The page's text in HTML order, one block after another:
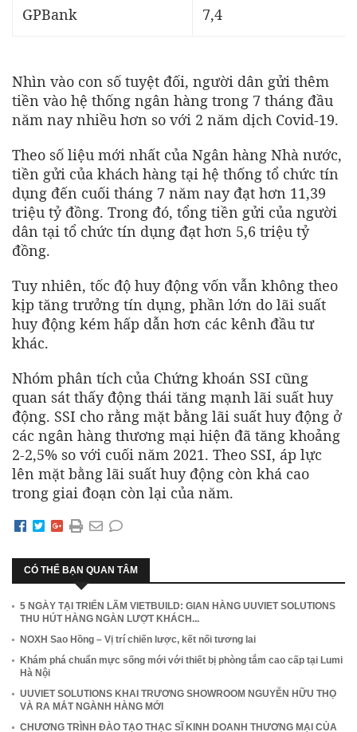
GPBank 7,4
Nhìn vào con số tuyệt đối, người dân gửi thêm
tiền vào hệ thống ngân hàng trong 7 tháng đầu
năm nay nhiều hơn so với 2 năm dịch Covid-19.
Theo số liệu mới nhất của Ngân hàng Nhà nước,
tiền gửi của khách hàng tại hệ thống tổ chức tín
dụng đến cuối tháng 7 năm nay đạt hơn 11,39
triệu tỷ đồng. Trong đó, tổng tiền gửi của người
dân tại tổ chức tín dụng đạt hơn 5,6 triệu tỷ
đồng.
Tuy nhiên, tốc độ huy động vốn vẫn không theo
kịp tăng trưởng tín dụng, phần lớn do lãi suất
huy động kém hấp dẫn hơn các kênh đầu tư
khác.
Nhóm phân tích của Chứng khoán SSI cũng
quan sát thấy động thái tăng mạnh lãi suất huy
động. SSI cho rằng mặt bằng lãi suất huy động ở
các ngân hàng thương mại hiện đã tăng khoảng
2-2,5% so với cuối năm 2021. Theo SSI, áp lực
lên mặt bằng lãi suất huy động còn khá cao
trong giai đoạn còn lại của năm.
CÓ THỂ BẠN QUAN TÂM
5 NGÀY TẠI TRIỂN LÃM VIETBUILD: GIAN HÀNG UUVIET SOLUTIONS
THU HÚT HÀNG NGÀN LƯỢT KHÁCH...
NOXH Sao Hồng – Vị trí chiến lược, kết nối tương lai
Khám phá chuẩn mực sống mới với thiết bị phòng tắm cao cấp tại Lumi
Hà Nội
UUVIET SOLUTIONS KHAI TRƯƠNG SHOWROOM NGUYỄN HỮU THỌ
VÀ RA MẮT NGÀNH HÀNG MỚI
CHƯƠNG TRÌNH ĐÀO TẠO THẠC SĨ KINH DOANH THƯƠNG MẠI CỦA